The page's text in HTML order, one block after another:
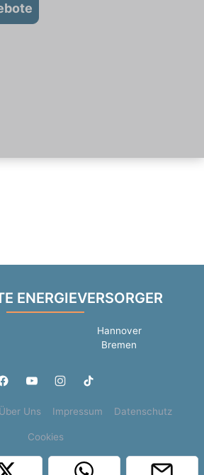
ENERGIEVERSORGER
Hannover
Bremen
Über Uns Impressum Datenschutz
Cookies
Infosysteme GmbH | Content by: 1a-sites-jobs